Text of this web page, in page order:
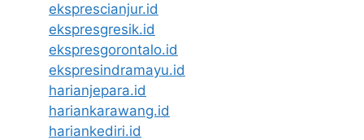
eksprescianjur.id
ekspresgresik.id
ekspresgorontalo.id
ekspresindramayu.id
harianjepara.id
hariankarawang.id
hariankediri.id